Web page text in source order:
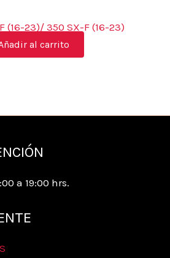
(16-23)/ 350 SX-F (16-23)
al carrito
a 19:00 hrs.